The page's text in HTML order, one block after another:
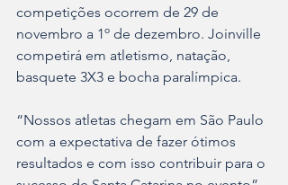
competições ocorrem de 29 de
novembro a 1º de dezembro. Joinville
competirá em atletismo, natação,
basquete 3X3 e bocha paralímpica.
“Nossos atletas chegam em São Paulo
com a expectativa de fazer ótimos
resultados e com isso contribuir para o